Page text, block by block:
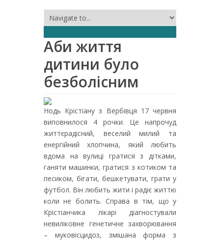
Аби життя
дитини було
безболісним
Нодь Крістіану з Вербівця 17 червня
виповнилося 4 рочки. Це напрочуд
життєрадісний, веселий милий та
енергійний хлопчина, який любить
вдома на вулиці гратися з дітками,
ганяти машинки, гратися з котиком та
песиком, бігати, бешкетувати, грати у
футбол. Він любить жити і радіє життю
коли не болить. Справа в тім, що у
Крістіанчика лікарі діагностували
невиліковне генетичне захворювання
– муковісцидоз, змішана форма з